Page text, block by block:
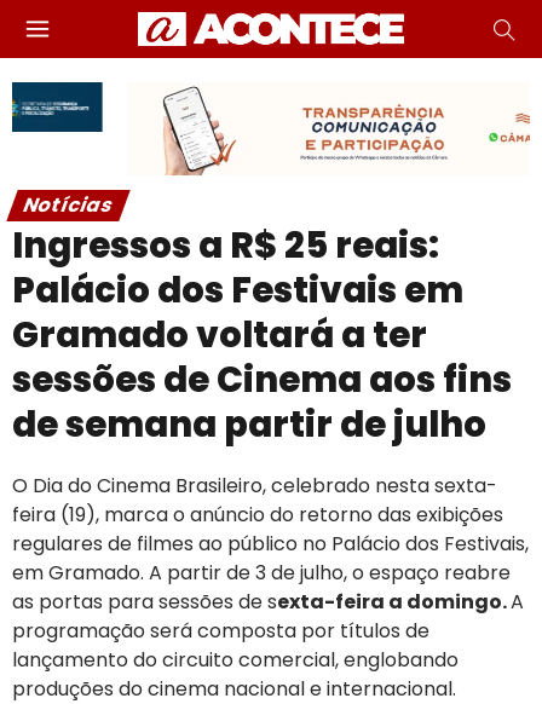
Notícias
Ingressos a R$ 25 reais:
Palácio dos Festivais em
Gramado voltará a ter
sessões de Cinema aos fins
de semana partir de julho
O Dia do Cinema Brasileiro, celebrado nesta sexta-
feira (19), marca o anúncio do retorno das exibições
regulares de filmes ao público no Palácio dos Festivais,
em Gramado. A partir de 3 de julho, o espaço reabre
as portas para sessões de sexta-feira a domingo.A
programação será composta por títulos de
lançamento do circuito comercial, englobando
produções do cinema nacional e internacional.